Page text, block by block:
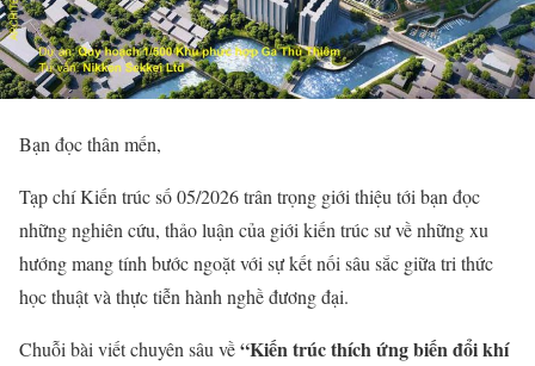
Bạn đọc thân mến,
Tạp chí Kiến trúc số 05/2026 trân trọng giới thiệu tới bạn đọc
những nghiên cứu, thảo luận của giới kiến trúc sư về những xu
hướng mang tính bước ngoặt với sự kết nối sâu sắc giữa tri thức
học thuật và thực tiễn hành nghề đương đại.
Chuỗi bài viết chuyên sâu về“Kiến trúc thích ứng biến đổi khí